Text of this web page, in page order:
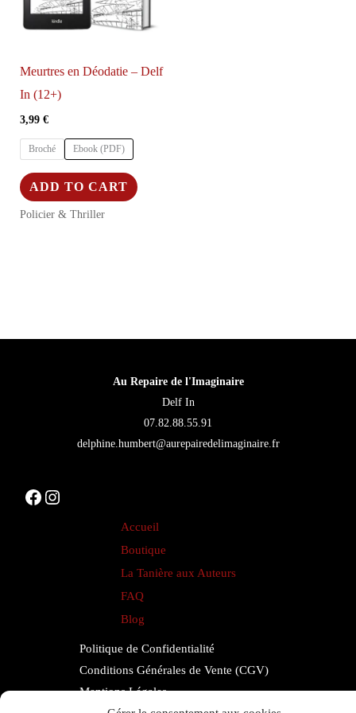
Meurtres en Déodatie – Delf
In (12+)
3,99 €
Broché Ebook (PDF)
ADD TO CART
peuvent
choisies
la
page
Policier & Thriller
Au Repaire de l'Imaginaire
Delf In
07.82.88.55.91
delphine.humbert@aurepairedelimaginaire.fr
Facebook
Instagram
Accueil
Boutique
La Tanière aux Auteurs
FAQ
Blog
Politique de Confidentialité
Conditions Générales de Vente (CGV)
Mentions Légales